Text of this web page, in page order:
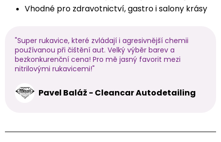
Vhodné pro zdravotnictví, gastro i salony krásy
"Super rukavice, které zvládají i agresivnější chemii
používanou při čištění aut. Velký výběr barev a
bezkonkurenční cena! Pro mě jasný favorit mezi
nitrilovými rukavicemi!"
Pavel Baláž - Cleancar Autodetailing